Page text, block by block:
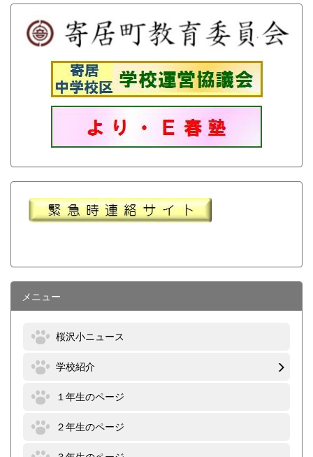
メニュー
桜沢小ニュース
学校紹介
１年生のページ
２年生のページ